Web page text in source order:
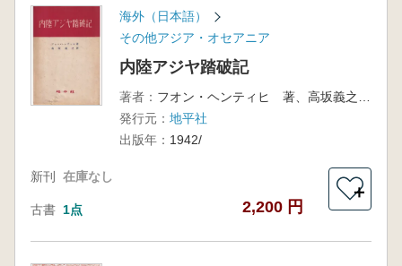
海外（日本語）
その他アジア・オセアニア
内陸アジヤ踏破記
著者：
発行元： 地平社
出版年： 1942/
新刊 在庫なし
古書 1点 2,200 円
＋